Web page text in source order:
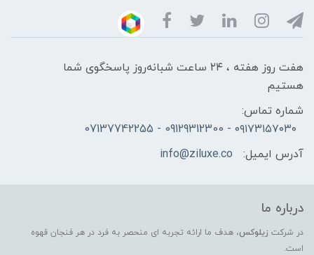
هفت روز هفته ، ۲۴ ساعت شبانه‌روز پاسخگوی شما
هستیم
شماره تماس:
۰۹۱۷۳۱۵۷۰۳۰ - 09129312300 - 07137742255
آدرس ایمیل:
info@ziluxe.co
درباره ما
در شرکت زیلوکس، هدف ما ارائه تجربه ای منحصر به فرد در هر فنجان قهوه
است.